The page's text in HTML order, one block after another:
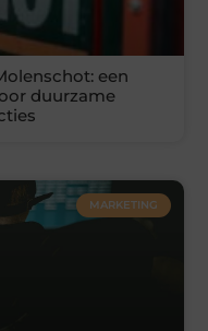
een
duurzame
MARKETING